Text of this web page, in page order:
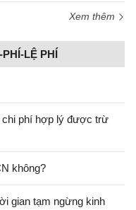
Xem thêm
LỆ PHÍ
chi phí hợp lý được trừ
không?
gian tạm ngừng kinh